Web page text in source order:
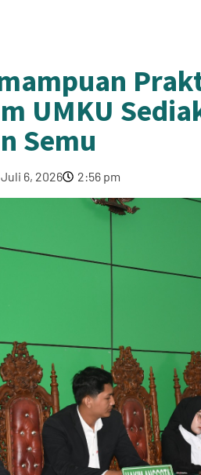
UMKU
Semu
Juli 6, 2026 2:56 pm